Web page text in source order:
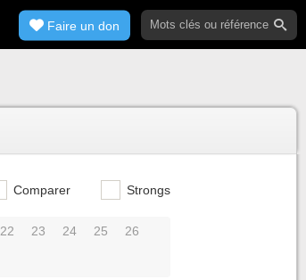
Faire un don
Comparer Strongs
22 23 24 25 26